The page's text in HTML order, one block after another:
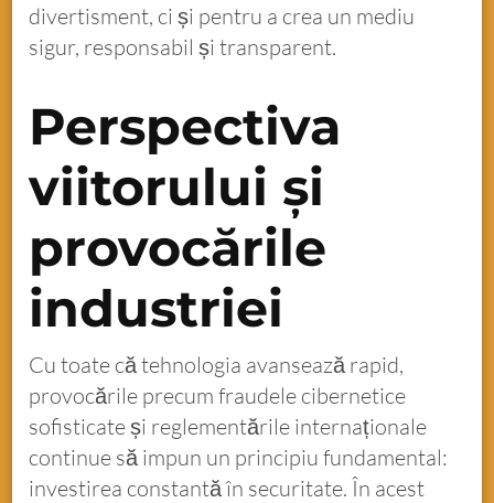
divertisment, ci și pentru a crea un mediu
sigur, responsabil și transparent.
Perspectiva
viitorului și
provocările
industriei
Cu toate că tehnologia avansează rapid,
provocările precum fraudele cibernetice
sofisticate și reglementările internaționale
continue să impun un principiu fundamental:
investirea constantă în securitate. În acest